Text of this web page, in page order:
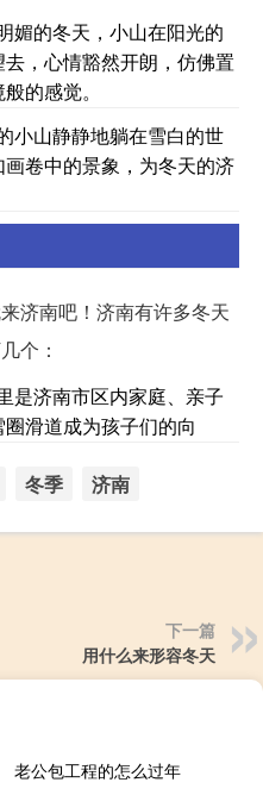
媚的冬天，小山在阳光的
，心情豁然开朗，仿佛置
的感觉。
小山静静地躺在雪白的世
卷中的景象，为冬天的济
济南吧！济南有许多冬天
个：
是济南市区内家庭、亲子
滑道成为孩子们的向
冬季 济南
下一篇
用什么来形容冬天
老公包工程的怎么过年